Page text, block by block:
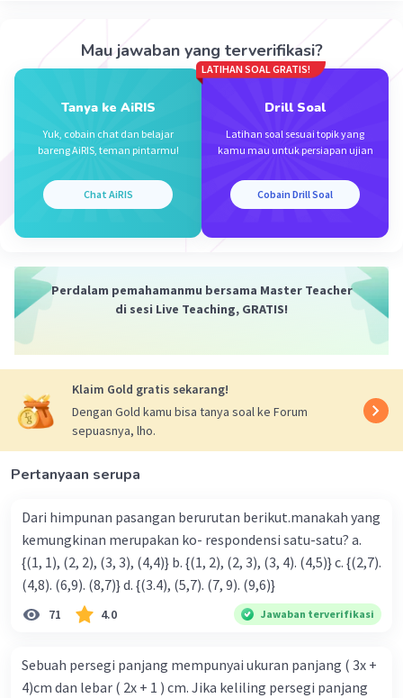
Mau jawaban yang terverifikasi?
Tanya ke AiRIS
Yuk, cobain chat dan belajar
bareng AiRIS, teman pintarmu!
Chat AiRIS
LATIHAN SOAL GRATIS!
Drill Soal
Latihan soal sesuai topik yang
kamu mau untuk persiapan ujian
Cobain Drill Soal
Perdalam pemahamanmu bersama Master Teacher
di sesi Live Teaching, GRATIS!
Klaim Gold gratis sekarang!
Dengan Gold kamu bisa tanya soal ke Forum
sepuasnya, lho.
Pertanyaan serupa
Dari himpunan pasangan berurutan berikut.manakah yang
kemungkinan merupakan ko- respondensi satu-satu? a.
{(1, 1), (2, 2), (3, 3), (4,4)} b. {(1, 2), (2, 3), (3, 4). (4,5)} c. {(2,7).
(4,8). (6,9). (8,7)} d. {(3.4), (5,7). (7, 9). (9,6)}
71 4.0 Jawaban terverifikasi
Sebuah persegi panjang mempunyai ukuran panjang ( 3x +
4)cm dan lebar ( 2x + 1 ) cm. Jika keliling persegi panjang